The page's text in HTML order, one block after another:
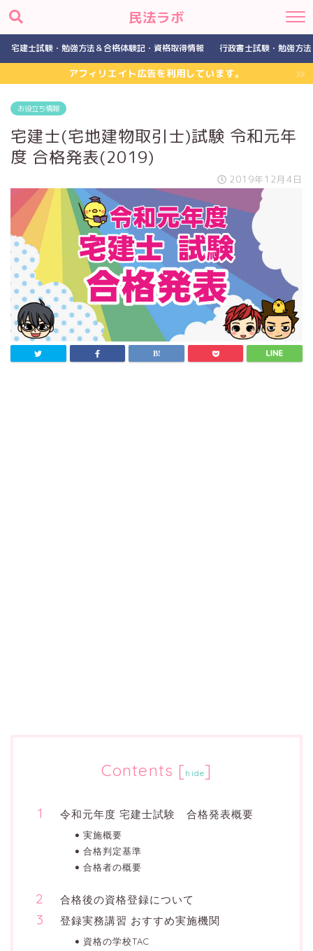
民法ラボ
宅建士試験・勉強方法＆合格体験記・資格取得情報 行政書士試験・勉強方
アフィリエイト広告を利用しています。
お役立ち情報
宅建士(宅地建物取引士)試験 令和元年
度 合格発表(2019)
2019年12月4日
Contents [ hide]
令和元年度 宅建士試験 合格発表概要
実施概要
合格判定基準
合格者の概要
合格後の資格登録について
登録実務講習 おすすめ実施機関
資格の学校TAC